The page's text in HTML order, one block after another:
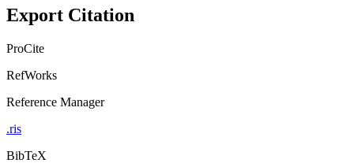
Export Citation
ProCite
RefWorks
Reference Manager
.ris
BibTeX